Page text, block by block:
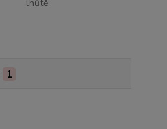
lhůtě
1